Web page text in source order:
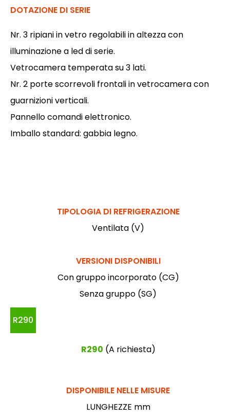
DOTAZIONE DI SERIE
Nr. 3 ripiani in vetro regolabili in altezza con
illuminazione a led di serie.
Vetrocamera temperata su 3 lati.
Nr. 2 porte scorrevoli frontali in vetrocamera con
guarnizioni verticali.
Pannello comandi elettronico.
Imballo standard: gabbia legno.
TIPOLOGIA DI REFRIGERAZIONE
Ventilata (V)
VERSIONI DISPONIBILI
Con gruppo incorporato (CG)
Senza gruppo (SG)
R290
R290 (A richiesta)
DISPONIBILE NELLE MISURE
LUNGHEZZE mm